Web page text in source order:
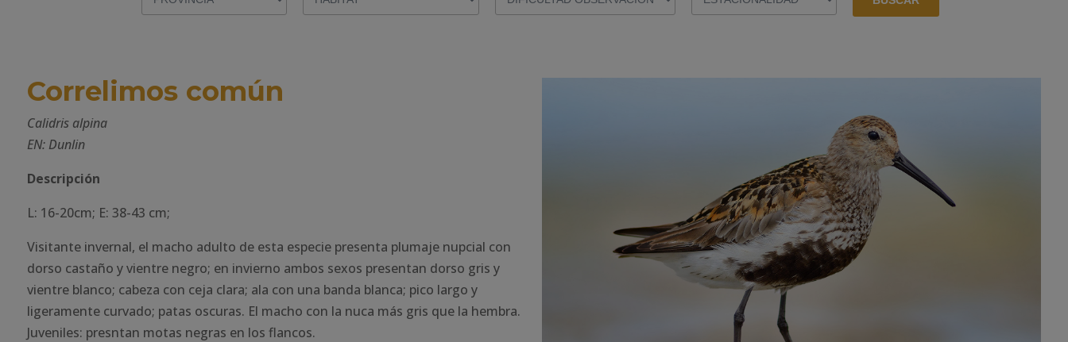
Correlimos común
Calidris alpina
EN: Dunlin
Descripción
L: 16-20cm; E: 38-43 cm;
Visitante invernal, el macho adulto de esta especie presenta plumaje nupcial con
dorso castaño y vientre negro; en invierno ambos sexos presentan dorso gris y
vientre blanco; cabeza con ceja clara; ala con una banda blanca; pico largo y
ligeramente curvado; patas oscuras. El macho con la nuca más gris que la hembra.
Juveniles: presntan motas negras en los flancos.